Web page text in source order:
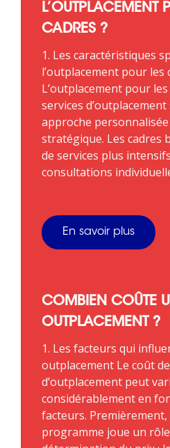
L’OUTPLACEMENT
CADRES ?
1. Les caractéristiques
l’outplacement pour les
L’outplacement pour
services
approche
stratégique. Les cadres
de services plus
consultations
En savoir plus
COMBIEN COÛTE
OUTPLACEMENT ?
1. Les facteurs qui
outplacement Le coût
d’outplacement peut
considérablement en
facteurs. Premièrement,
programme joue un